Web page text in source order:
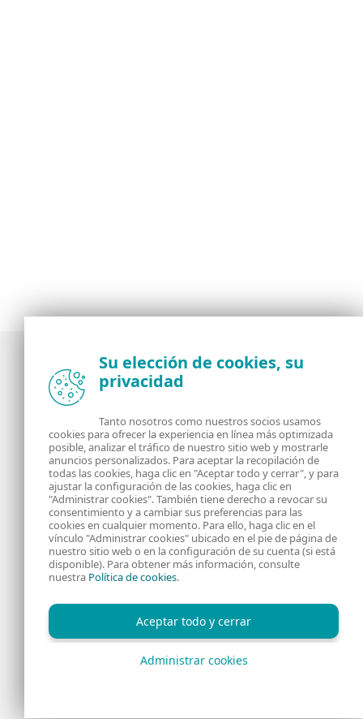
Noticias, opiniones y análisis de la comunidad de
seguridad de ESET
Acerca de RSS Feed
Contáctanos Dirección
Información Legal Política de Cookies
Política de privacidad
Su elección de cookies, su
privacidad
Tanto nosotros como nuestros socios usamos
cookies para ofrecer la experiencia en línea más optimizada
posible, analizar el tráfico de nuestro sitio web y mostrarle
anuncios personalizados. Para aceptar la recopilación de
todas las cookies, haga clic en "Aceptar todo y cerrar", y para
ajustar la configuración de las cookies, haga clic en
"Administrar cookies". También tiene derecho a revocar su
consentimiento y a cambiar sus preferencias para las
cookies en cualquier momento. Para ello, haga clic en el
vínculo "Administrar cookies" ubicado en el pie de página de
nuestro sitio web o en la configuración de su cuenta (si está
disponible). Para obtener más información, consulte
nuestra Política de cookies.
Aceptar todo y cerrar
Administrar cookies